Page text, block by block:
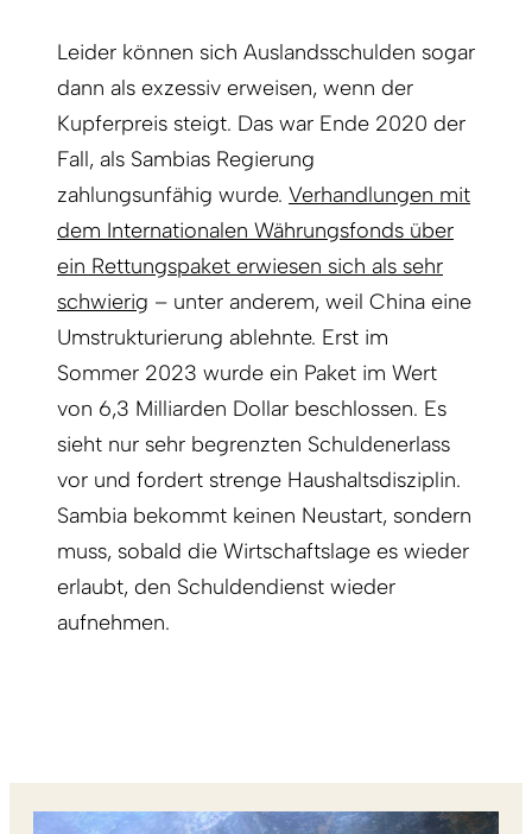
Leider können sich Auslandsschulden sogar
dann als exzessiv erweisen, wenn der
Kupferpreis steigt. Das war Ende 2020 der
Fall, als Sambias Regierung
zahlungsunfähig wurde. Verhandlungen mit
dem Internationalen Währungsfonds über
ein Rettungspaket erwiesen sich als sehr
schwierig – unter anderem, weil China eine
Umstrukturierung ablehnte. Erst im
Sommer 2023 wurde ein Paket im Wert
von 6,3 Milliarden Dollar beschlossen. Es
sieht nur sehr begrenzten Schuldenerlass
vor und fordert strenge Haushaltsdisziplin.
Sambia bekommt keinen Neustart, sondern
muss, sobald die Wirtschaftslage es wieder
erlaubt, den Schuldendienst wieder
aufnehmen.